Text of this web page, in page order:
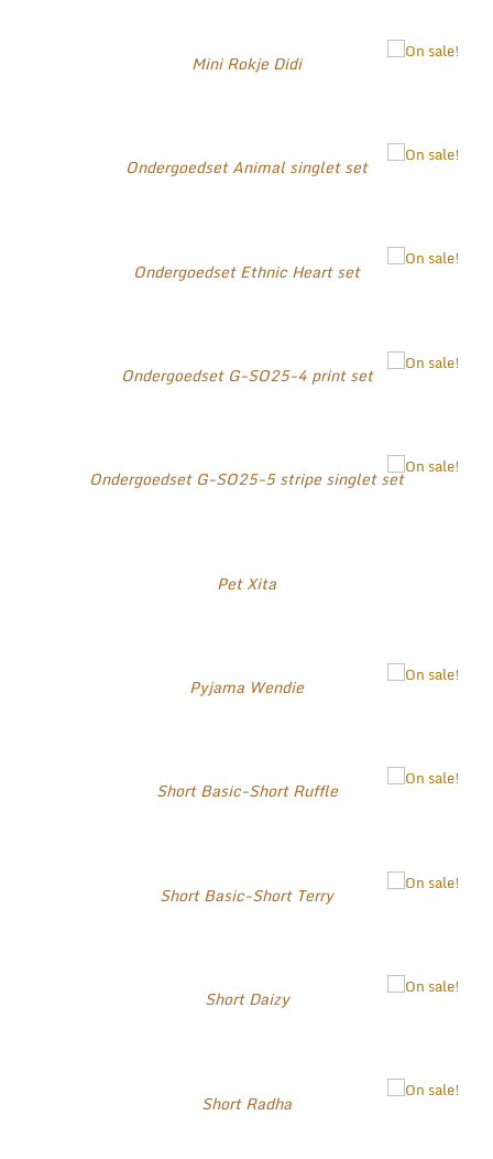
Mini Rokje Didi
Ondergoedset Animal singlet set
Ondergoedset Ethnic Heart set
Ondergoedset G-SO25-4 print set
Ondergoedset G-SO25-5 stripe singlet set
Pet Xita
Pyjama Wendie
Short Basic-Short Ruffle
Short Basic-Short Terry
Short Daizy
Short Radha